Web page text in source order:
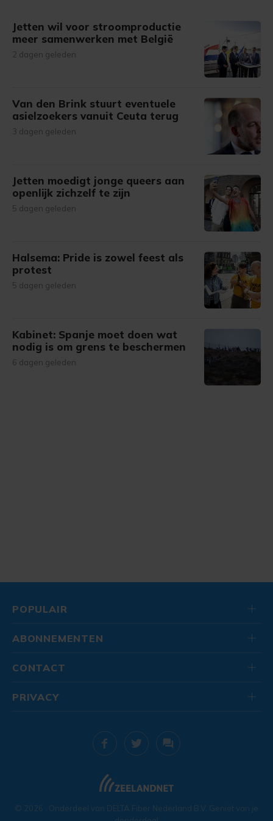
Jetten wil voor stroomproductie
meer samenwerken met België
2 dagen geleden
Van den Brink stuurt eventuele
asielzoekers vanuit Ceuta terug
3 dagen geleden
Jetten moedigt jonge queers aan
openlijk zichzelf te zijn
5 dagen geleden
Halsema: Pride is zowel feest als
protest
5 dagen geleden
Kabinet: Spanje moet doen wat
nodig is om grens te beschermen
6 dagen geleden
POPULAIR
ABONNEMENTEN
CONTACT
© 2026 . Onderdeel van DELTA Fiber Nederland B.V. Geniet van je
PRIVACY